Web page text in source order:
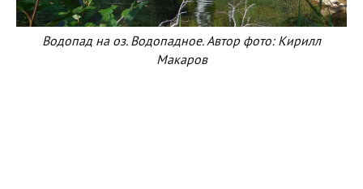
Водопад на оз. Водопадное. Автор фото: Кирилл
Макаров